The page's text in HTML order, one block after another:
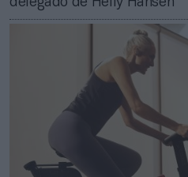
delegado de Helly Hansen